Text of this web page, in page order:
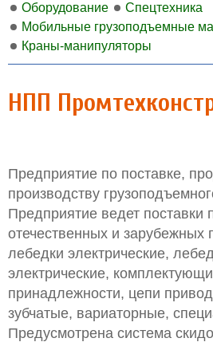
Оборудование
Спецтехника
Мобильные грузоподъемные
Краны-манипуляторы
НПП
Предприятие по поставке,
производству
Предприятие ведет поставки
отечественных и зарубежных
лебедки электрические,
электрические,
принадлежности, цепи
зубчатые, вариаторные,
Предусмотрена система